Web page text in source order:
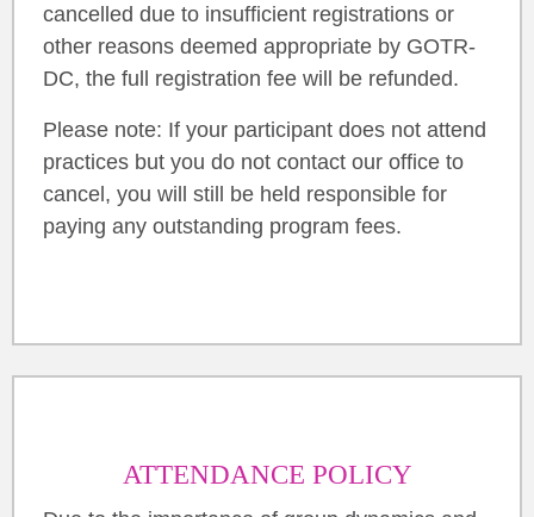
cancelled due to insufficient registrations or
other reasons deemed appropriate by GOTR-
DC, the full registration fee will be refunded.
Please note: If your participant does not attend
practices but you do not contact our office to
cancel, you will still be held responsible for
paying any outstanding program fees.
ATTENDANCE POLICY